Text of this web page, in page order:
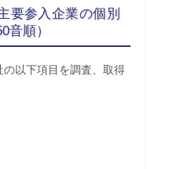
参入企業の個別
音順）
以下項目を調査、取得